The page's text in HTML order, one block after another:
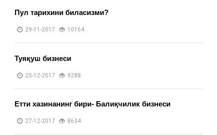
Пул тарихини биласизми?
29-11-2017 10164
Туяқуш бизнеси
25-12-2017 9288
Етти хазинанинг бири- Балиқчилик бизнеси
27-12-2017 8634